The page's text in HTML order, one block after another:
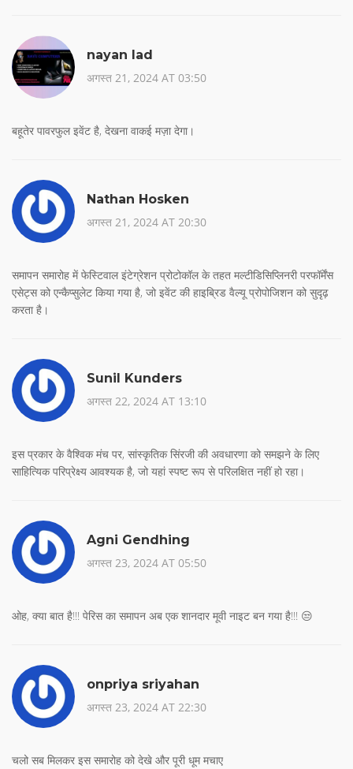
nayan lad
अगस्त 21, 2024 AT 03:50
बहूतेर पावरफुल इवेंट है, देखना वाकई मज़ा देगा।
Nathan Hosken
अगस्त 21, 2024 AT 20:30
समापन समारोह में फेस्टिवाल इंटेग्रेशन प्रोटोकॉल के तहत मल्टीडिसिप्लिनरी परफॉर्मेंस
एसेट्स को एन्कैप्सुलेट किया गया है, जो इवेंट की हाइब्रिड वैल्यू प्रोपोजिशन को सुदृढ़
करता है।
Sunil Kunders
अगस्त 22, 2024 AT 13:10
इस प्रकार के वैश्विक मंच पर, सांस्कृतिक सिंरजी की अवधारणा को समझने के लिए
साहित्यिक परिप्रेक्ष्य आवश्यक है, जो यहां स्पष्ट रूप से परिलक्षित नहीं हो रहा।
Agni Gendhing
अगस्त 23, 2024 AT 05:50
ओह, क्या बात है!!! पेरिस का समापन अब एक शानदार मूवी नाइट बन गया है!!! 😒
onpriya sriyahan
अगस्त 23, 2024 AT 22:30
चलो सब मिलकर इस समारोह को देखे और पूरी धूम मचाए